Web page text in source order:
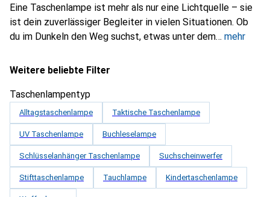
Eine Taschenlampe ist mehr als nur eine Lichtquelle – sie
ist dein zuverlässiger Begleiter in vielen Situationen. Ob
du im Dunkeln den Weg suchst, etwas unter dem
mehr
Weitere beliebte Filter
Taschenlampentyp
Alltagstaschenlampe Taktische Taschenlampe
UV Taschenlampe Buchleselampe
Schlüsselanhänger Taschenlampe Suchscheinwerfer
Stifttaschenlampe Tauchlampe Kindertaschenlampe